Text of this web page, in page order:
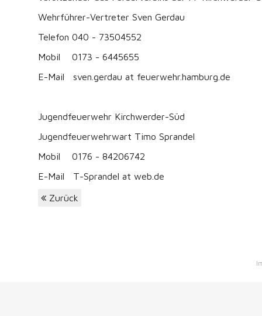
Wehrführer-Vertreter Sven Gerdau
Telefon 040 - 73504552
Mobil 0173 - 6445655
E-Mail sven.gerdau at feuerwehr.hamburg.de
Jugendfeuerwehr Kirchwerder-Süd
Jugendfeuerwehrwart Timo Sprandel
Mobil 0176 - 84206742
E-Mail T-Sprandel at web.de
Zurück